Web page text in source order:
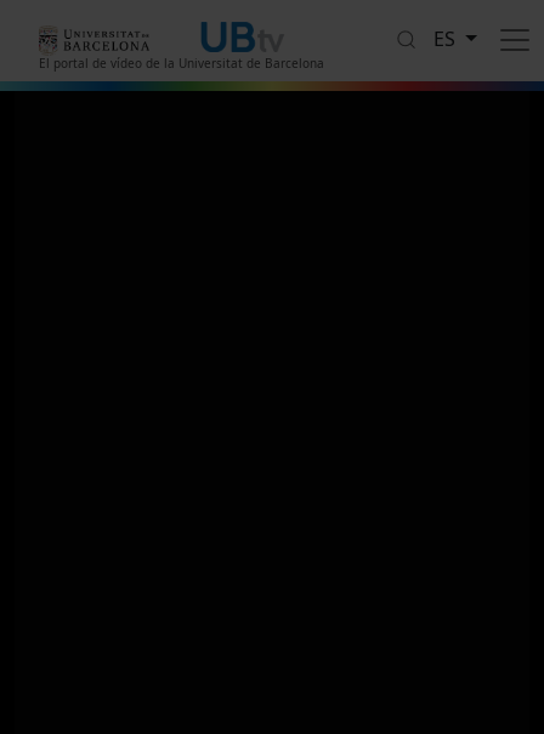
El portal de vídeo de la Universitat de Barcelona
ES